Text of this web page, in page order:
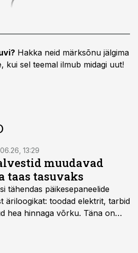
Hakka neid märksõnu jälgima
kui sel teemal ilmub midagi uut!
13:29
muudavad
taas tasuvaks
tähendas päikesepaneelide
äriloogikat: toodad elektrit, tarbid
hea hinnaga võrku. Täna on